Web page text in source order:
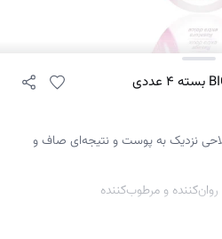
نزدیک به پوست و نتیجه‌ای صاف و
روان‌کننده و مرطوب‌کننده
بانوان